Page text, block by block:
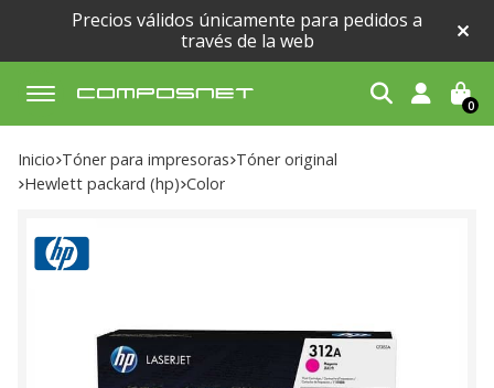
Precios válidos únicamente para pedidos a
través de la web
Buscar 0
Inicio tóner para impresoras
tóner original
hewlett packard (hp)
color